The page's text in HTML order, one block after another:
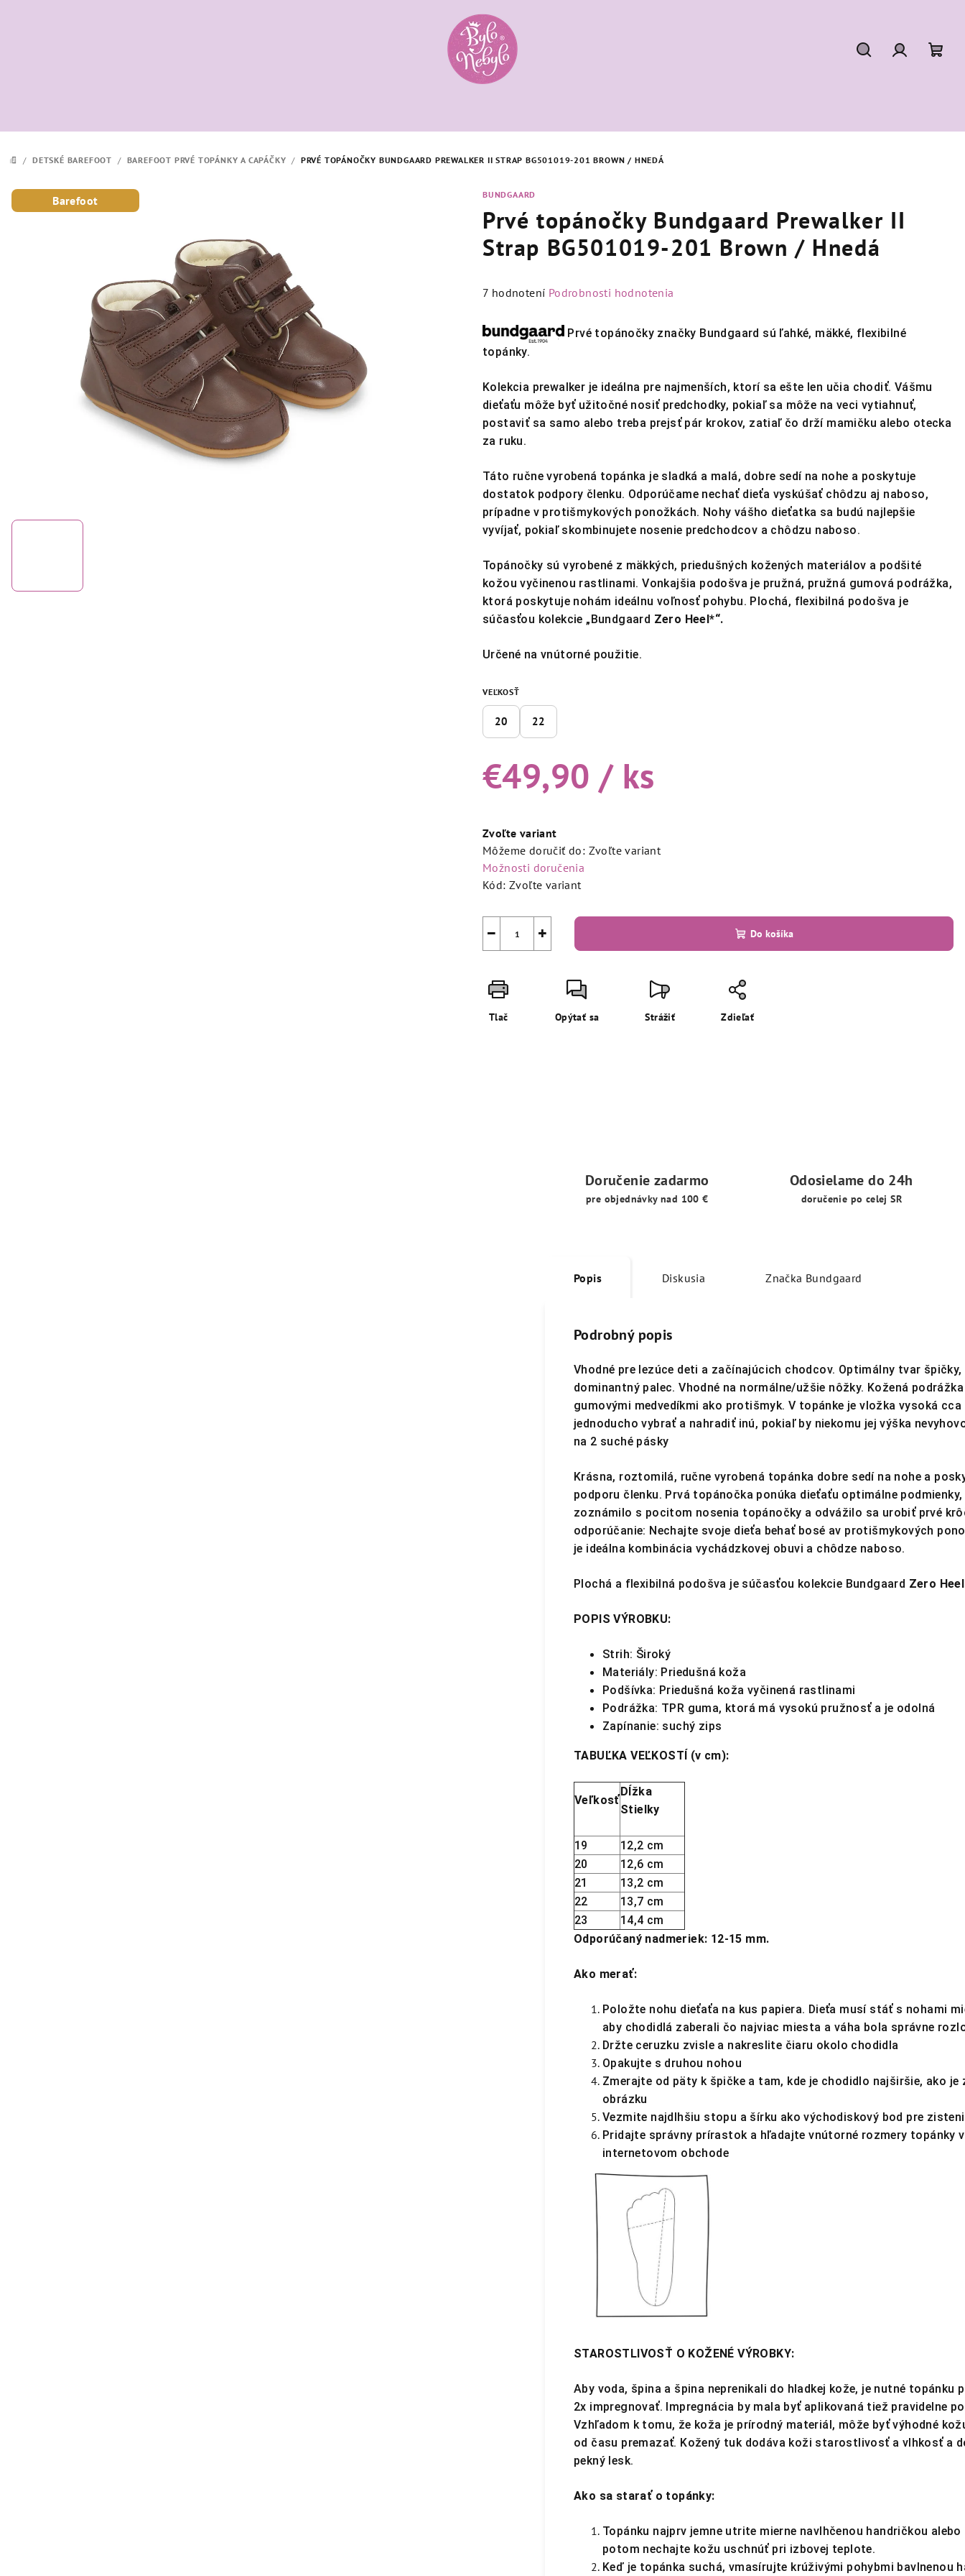
DOMOV
/ DETSKÉ BAREFOOT / BAREFOOT PRVÉ TOPÁNKY A CAPÁČKY / PRVÉ TOPÁNOČKY BUNDGAARD PREWALKER II STRAP BG501019-201 BROWN / HNEDÁ
BUNDGAARD
Prvé topánočky Bundgaard Prewalker II
Strap BG501019-201 Brown / Hnedá
Priemerné
produktu
4,7
5
hviezdičiek.
7 hodnotení Podrobnosti hodnotenia
Prvé topánočky značky Bundgaard sú ľahké, mäkké, flexibilné
topánky.
Kolekcia prewalker je ideálna pre najmenších, ktorí sa ešte len učia chodiť. Vášmu
dieťaťu môže byť užitočné nosiť predchodky, pokiaľ sa môže na veci vytiahnuť,
postaviť sa samo alebo treba prejsť pár krokov, zatiaľ čo drží mamičku alebo otecka
za ruku.
Táto ručne vyrobená topánka je sladká a malá, dobre sedí na nohe a poskytuje
dostatok podpory členku. Odporúčame nechať dieťa vyskúšať chôdzu aj naboso,
prípadne v protišmykových ponožkách. Nohy vášho dieťatka sa budú najlepšie
vyvíjať, pokiaľ skombinujete nosenie predchodcov a chôdzu naboso.
Topánočky sú vyrobené z mäkkých, priedušných kožených materiálov a podšité
kožou vyčinenou rastlinami. Vonkajšia podošva je pružná, pružná gumová podrážka,
ktorá poskytuje nohám ideálnu voľnosť pohybu. Plochá, flexibilná podošva je
súčasťou kolekcie „Bundgaard Zero Heel*“.
Určené na vnútorné použitie.
VEĽKOSŤ
20 22
€49,90 / ks
cena:
Zvoľte variant
Môžeme doručiť do: Zvoľte variant
Možnosti doručenia
Kód: Zvoľte variant
+
− Do košíka
Tlač Opýtať sa Strážiť Zdieľať
Barefoot
Doručenie zadarmo
pre objednávky nad 100 €
Odosielame do 24h
doručenie po celej SR
Popis Diskusia Značka Bundgaard
Podrobný popis
Vhodné pre lezúce deti a začínajúcich chodcov. Optimálny tvar špičky,
dominantný palec. Vhodné na normálne/užšie nôžky. Kožená
gumovými medvedíkmi ako protišmyk. V topánke je vložka vysoká
jednoducho vybrať a nahradiť inú, pokiaľ by niekomu jej výška
na 2 suché pásky
Krásna, roztomilá, ručne vyrobená topánka dobre sedí na nohe a
podporu členku. Prvá topánočka ponúka dieťaťu optimálne podmienky,
zoznámilo s pocitom nosenia topánočky a odvážilo sa urobiť prvé
odporúčanie: Nechajte svoje dieťa behať bosé av protišmykových
je ideálna kombinácia vychádzkovej obuvi a chôdze naboso.
Plochá a flexibilná podošva je súčasťou kolekcie Bundgaard Zero
POPIS VÝROBKU:
Strih: Široký
Materiály: Priedušná koža
Podšívka: Priedušná koža vyčinená rastlinami
Podrážka: TPR guma, ktorá má vysokú pružnosť a je odolná
Zapínanie: suchý zips
TABUĽKA VEĽKOSTÍ (v cm):
Veľkosť
Dĺžka
Stielky
19
12,2 cm
20
12,6 cm
21
13,2 cm
22
13,7 cm
23
14,4 cm
Odporúčaný nadmeriek: 12-15 mm.
Ako merať:
Položte nohu dieťaťa na kus papiera. Dieťa musí stáť s nohami
aby chodidlá zaberali čo najviac miesta a váha bola správne
Držte ceruzku zvisle a nakreslite čiaru okolo chodidla
Opakujte s druhou nohou
Zmerajte od päty k špičke a tam, kde je chodidlo najširšie, ako je
obrázku
Vezmite najdlhšiu stopu a šírku ako východiskový bod pre
Pridajte správny prírastok a hľadajte vnútorné rozmery topánky
internetovom obchode
STAROSTLIVOSŤ O KOŽENÉ VÝROBKY:
Aby voda, špina a špina neprenikali do hladkej kože, je nutné topánku
2x impregnovať. Impregnácia by mala byť aplikovaná tiež pravidelne
Vzhľadom k tomu, že koža je prírodný materiál, môže byť výhodné
od času premazať. Kožený tuk dodáva koži starostlivosť a vlhkosť a
pekný lesk.
Ako sa starať o topánky:
Topánku najprv jemne utrite mierne navlhčenou handričkou
potom nechajte kožu uschnúť pri izbovej teplote.
Keď je topánka suchá, vmasírujte krúživými pohybmi bavlnenou